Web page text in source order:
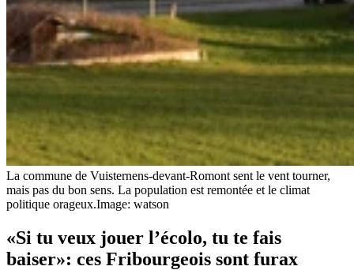
La commune de Vuisternens-devant-Romont sent le vent tourner,
mais pas du bon sens. La population est remontée et le climat
politique orageux.Image: watson
«Si tu veux jouer l’écolo, tu te fais
baiser»: ces Fribourgeois sont furax